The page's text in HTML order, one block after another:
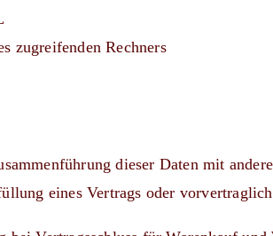
zugreifenden Rechners
dieser Daten mit
eines Vertrags oder